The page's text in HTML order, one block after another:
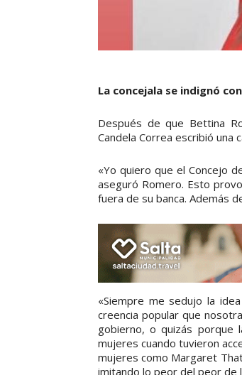
La concejala se indignó
Después de que Bettina
Candela Correa escribió una
«Yo quiero que el Concejo
aseguró Romero. Esto
fuera de su banca. Además
«Siempre me sedujo la
creencia popular que
gobierno, o quizás porque
mujeres cuando tuvieron
mujeres como Margaret
imitando lo peor del peor de